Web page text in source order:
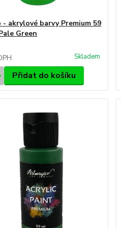
akrylové barvy Premium 59
Green
Skladem
Přidat do košíku